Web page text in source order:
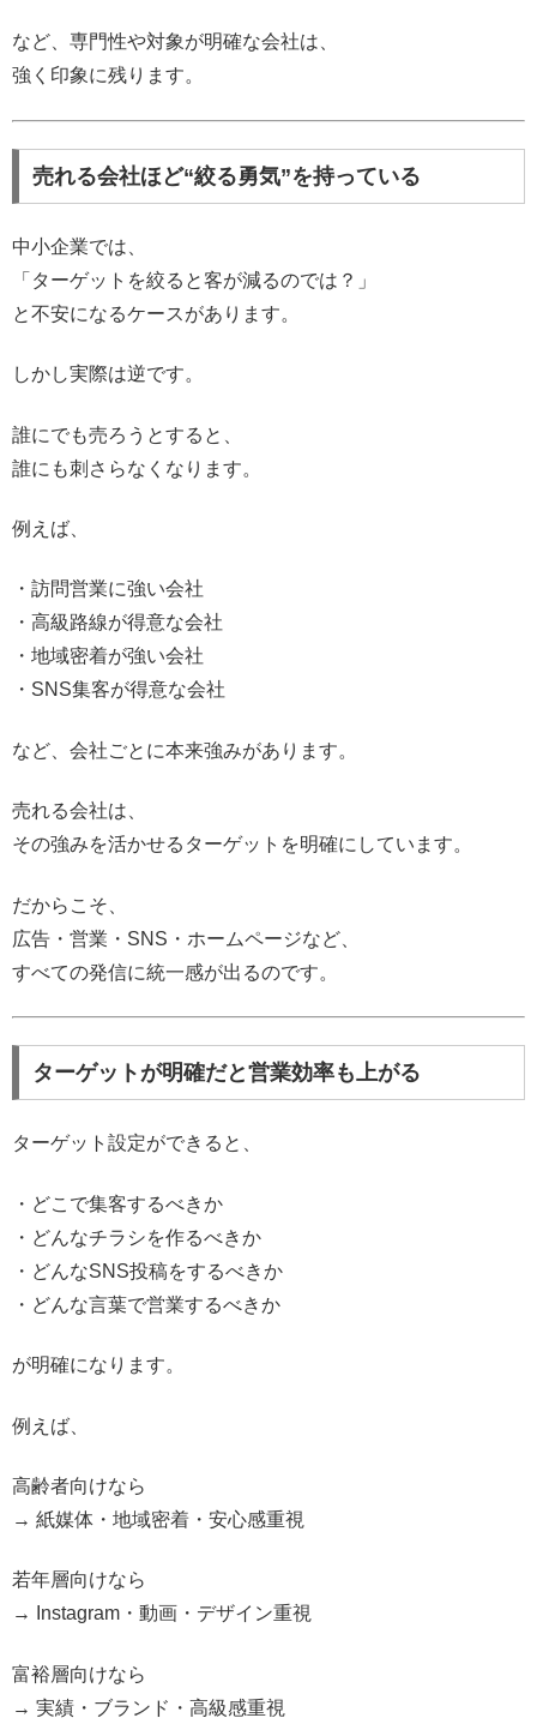
など、専門性や対象が明確な会社は、
強く印象に残ります。
売れる会社ほど“絞る勇気”を持っている
中小企業では、
「ターゲットを絞ると客が減るのでは？」
と不安になるケースがあります。
しかし実際は逆です。
誰にでも売ろうとすると、
誰にも刺さらなくなります。
例えば、
・訪問営業に強い会社
・高級路線が得意な会社
・地域密着が強い会社
・SNS集客が得意な会社
など、会社ごとに本来強みがあります。
売れる会社は、
その強みを活かせるターゲットを明確にしています。
だからこそ、
広告・営業・SNS・ホームページなど、
すべての発信に統一感が出るのです。
ターゲットが明確だと営業効率も上がる
ターゲット設定ができると、
・どこで集客するべきか
・どんなチラシを作るべきか
・どんなSNS投稿をするべきか
・どんな言葉で営業するべきか
が明確になります。
例えば、
高齢者向けなら
→ 紙媒体・地域密着・安心感重視
若年層向けなら
→ Instagram・動画・デザイン重視
富裕層向けなら
→ 実績・ブランド・高級感重視